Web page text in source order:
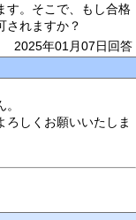
す。そこで、もし合格
されますか？
2025年01月07日回答
ろしくお願いいたしま